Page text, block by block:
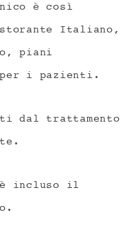
è così
Italiano,
piani
per i pazienti.
dal trattamento
incluso il